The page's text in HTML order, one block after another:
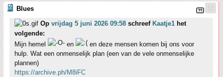
Blues
Op vrijdag 5 juni 2026 09:58 schreef Kaatje1 het
volgende:
Mijn hemel
en
en deze mensen komen bij ons voor
hulp. Wat een onmenselijk plan (een van de vele onmenselijke
plannen)
https://archive.ph/M8iFC